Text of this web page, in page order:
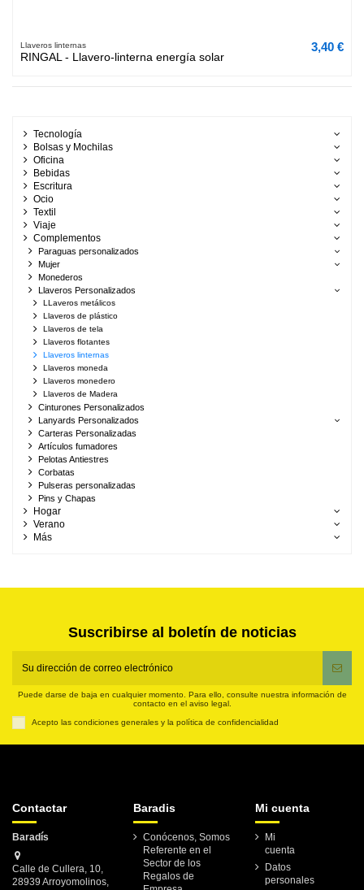
Llaveros linternas
RINGAL - Llavero-linterna energía solar
3,40 €
Tecnología
Bolsas y Mochilas
Oficina
Bebidas
Escritura
Ocio
Textil
Viaje
Complementos
Paraguas personalizados
Mujer
Monederos
Llaveros Personalizados
LLaveros metálicos
Llaveros de plástico
Llaveros de tela
Llaveros flotantes
Llaveros linternas
Llaveros moneda
Llaveros monedero
Llaveros de Madera
Cinturones Personalizados
Lanyards Personalizados
Carteras Personalizadas
Artículos fumadores
Pelotas Antiestres
Corbatas
Pulseras personalizadas
Pins y Chapas
Hogar
Verano
Más
Suscribirse al boletín de noticias
Puede darse de baja en cualquier momento. Para ello, consulte nuestra información de
contacto en el aviso legal.
Acepto las condiciones generales y la política de confidencialidad
Contactar
Baradís
Calle de Cullera, 10,
28939 Arroyomolinos,
Baradis
Conócenos, Somos
Referente en el
Sector de los
Regalos de
Mi cuenta
Mi
cuenta
Datos
personales